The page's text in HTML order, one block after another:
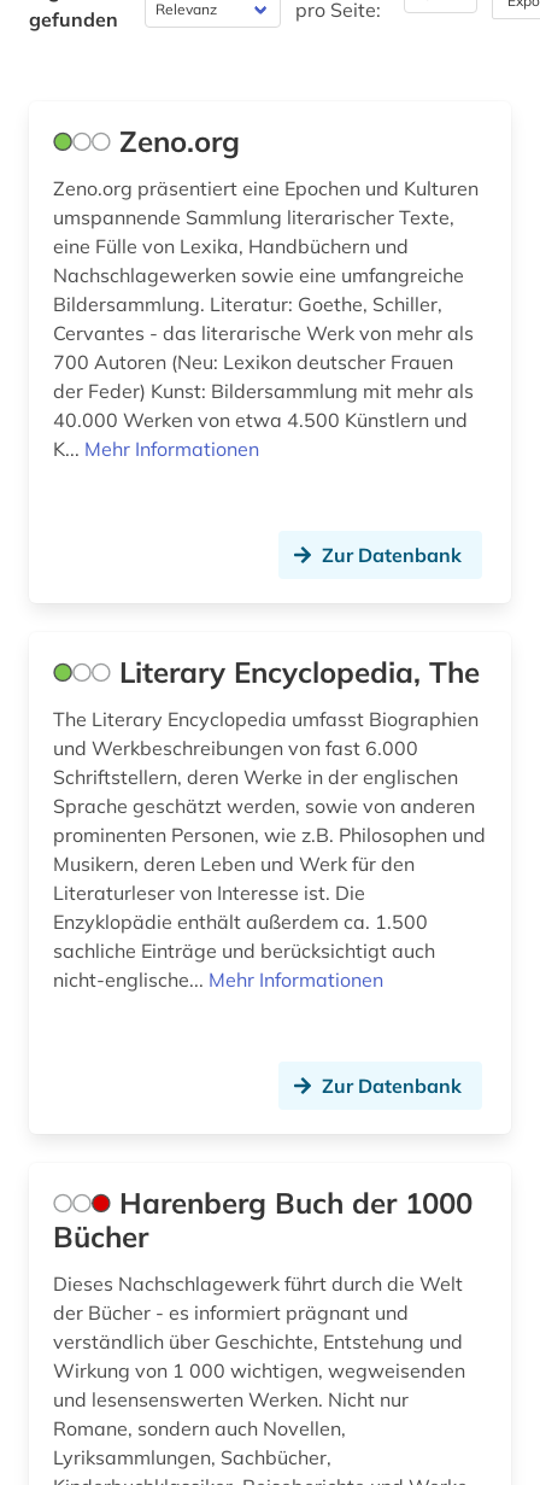
Museumswesen (0)
gefunden
pro Seite:
Zeno.org
Zeno.org präsentiert eine Epochen und Kulturen
umspannende Sammlung literarischer Texte,
eine Fülle von Lexika, Handbüchern und
Nachschlagewerken sowie eine umfangreiche
Bildersammlung. Literatur: Goethe, Schiller,
Cervantes - das literarische Werk von mehr als
700 Autoren (Neu: Lexikon deutscher Frauen
der Feder) Kunst: Bildersammlung mit mehr als
40.000 Werken von etwa 4.500 Künstlern und
K... Mehr Informationen
Zur Datenbank
Literary Encyclopedia, The
The Literary Encyclopedia umfasst Biographien
und Werkbeschreibungen von fast 6.000
Schriftstellern, deren Werke in der englischen
Sprache geschätzt werden, sowie von anderen
prominenten Personen, wie z.B. Philosophen und
Musikern, deren Leben und Werk für den
Literaturleser von Interesse ist. Die
Enzyklopädie enthält außerdem ca. 1.500
sachliche Einträge und berücksichtigt auch
nicht-englische... Mehr Informationen
Zur Datenbank
Harenberg Buch der 1000
Bücher
Dieses Nachschlagewerk führt durch die Welt
der Bücher - es informiert prägnant und
verständlich über Geschichte, Entstehung und
Wirkung von 1 000 wichtigen, wegweisenden
und lesensenswerten Werken. Nicht nur
Romane, sondern auch Novellen,
Lyriksammlungen, Sachbücher,